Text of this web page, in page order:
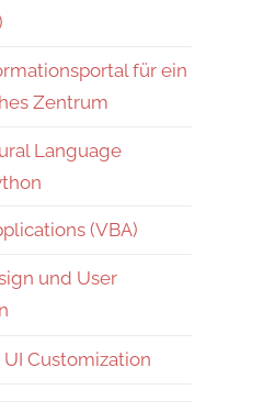
für ein
Zentrum
Language
(VBA)
und User
Customization